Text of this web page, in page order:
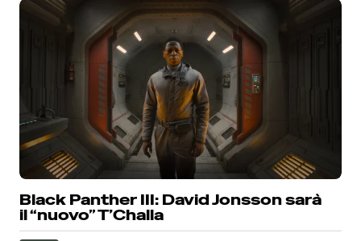
Black Panther III: David Jonsson sarà
il “nuovo” T’Challa